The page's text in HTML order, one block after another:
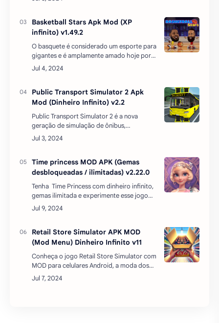
entusiastas da pesca, permitindo que os
Basketball Stars Apk Mod (XP
infinito) v1.49.2
O basquete é considerado um esporte para
gigantes e é amplamente amado hoje por
causa de suas regras e estilo de jogo
atraente. Além disso, também é
Public Transport Simulator 2 Apk
Mod (Dinheiro Infinito) v2.2
Public Transport Simulator 2 é a nova
geração de simulação de ônibus,
oferecendo uma experiência imersiva e
realista de condução de transporte
Time princess MOD APK (Gemas
desbloqueadas / ilimitadas) v2.22.0
Tenha Time Princess com dinheiro infinito,
gemas ilimitada e experimente esse jogo
que o mundo dos jogos sempre abençoou
os usuários com uma variedade de gêneros
Retail Store Simulator APK MOD
(Mod Menu) Dinheiro Infinito v11
Conheça o jogo Retail Store Simulator com
MOD para celulares Android, a moda dos
jogos de simulação de mercadinhos está
em altaOs jogos de simulação têm